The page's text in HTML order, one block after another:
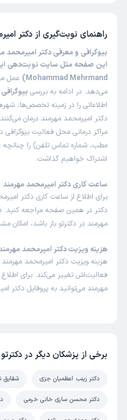
راهنمای نوبت‌گیری از دکتر
بیوگرافی و معرفی دکتر امیرمحمد
Mohammad Mehrmand)
عمل
می‌دهد. در ادامه به بررسی
اطلاعاتی را در زمینه تخصص‌ها،
دکتر امیرمحمد مهرمند درمان
مراکز درمانی محل فعالیت
مطب، شماره تماس تلفن) را چنانچه
اشتراک خواهیم گذاشت.
ساعت کاری دکتر امیرمحمد مهرمند
برای اطلاع از ساعت کاری دکتر
دکتر در همین صفحه مراجعه کنید.
مهرمند در دکترتو باز باشد،
هزینه ویزیت دکتر امیرمحمد
هزینه ویزیت دکتر امیرمحمد
فعالیت‌اش تغییر می‌کند. برای
مهرمند می‌توانید به پروفایل دکتر
برخی از پزشکان دیگر در دکترتو
دکتر زینب اعظمیان جزی شقایق
دکتر محسن ساری خانی خرمی